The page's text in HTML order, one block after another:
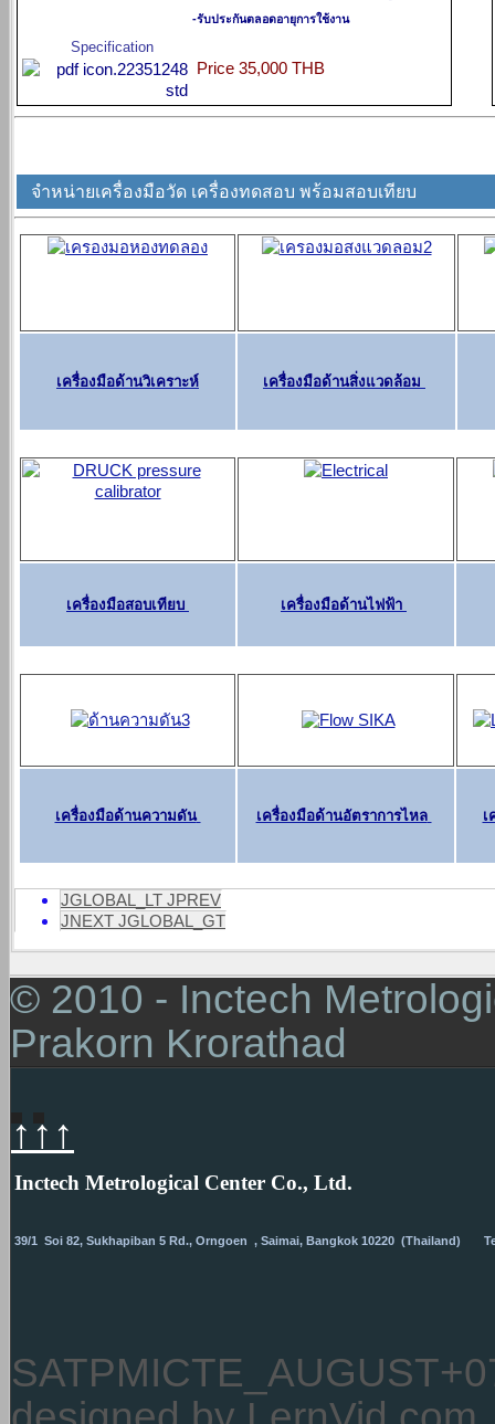
-รับประกันตลอดอายุการใช้งาน
Specification
Price 35,000 THB
จำหน่ายเครื่องมือวัด เครื่องทดสอบ พร้อมสอบเทียบ
เครื่องมือด้านวิเคราะห์ เครื่องมือด้านสิ่งแวดล้อม
เครื่องมือสอบเทียบ เครื่องมือด้านไฟฟ้า
เครื่องมือด้านความดัน เครื่องมือด้านอัตราการไหล เ
JGLOBAL_LT JPREV
JNEXT JGLOBAL_GT
© 2010 - Inctech
Prakorn Krorathad
↑↑↑
Inctech Metrological Center Co., Ltd.
39/1 Soi 82, Sukhapiban 5 Rd., Orngoen , Saimai, Bangkok 10220 (Thailand)